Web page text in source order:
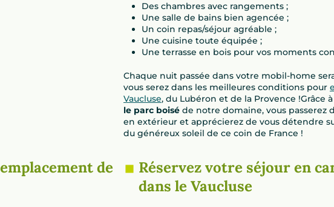
Des chambres avec rangements ;
Une salle de bains bien agencée ;
Un coin repas/séjour agréable ;
Une cuisine toute équipée ;
Une terrasse en bois pour vos moments
Chaque nuit passée dans votre mobil-home
vous serez dans les meilleures conditions pour
Vaucluse, du Lubéron et de la Provence !Grâce
le parc boisé de notre domaine, vous passerez
en extérieur et apprécierez de vous détendre
du généreux soleil de ce coin de France !
de
Réservez votre séjour en
dans le Vaucluse